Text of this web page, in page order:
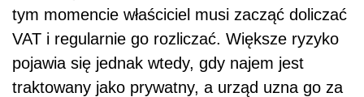
tym momencie właściciel musi zacząć doliczać
VAT i regularnie go rozliczać. Większe ryzyko
pojawia się jednak wtedy, gdy najem jest
traktowany jako prywatny, a urząd uzna go za